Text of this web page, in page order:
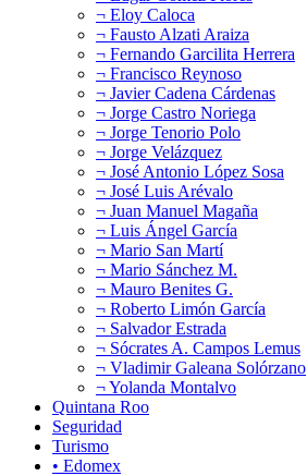
¬ Eloy Caloca
¬ Fausto Alzati Araiza
¬ Fernando Garcilita Herrera
¬ Francisco Reynoso
¬ Javier Cadena Cárdenas
¬ Jorge Castro Noriega
¬ Jorge Tenorio Polo
¬ Jorge Velázquez
¬ José Antonio López Sosa
¬ José Luis Arévalo
¬ Juan Manuel Magaña
¬ Luis Ángel García
¬ Mario San Martí
¬ Mario Sánchez M.
¬ Mauro Benites G.
¬ Roberto Limón García
¬ Salvador Estrada
¬ Sócrates A. Campos Lemus
¬ Vladimir Galeana Solórzano
¬ Yolanda Montalvo
Quintana Roo
Seguridad
Turismo
• Edomex